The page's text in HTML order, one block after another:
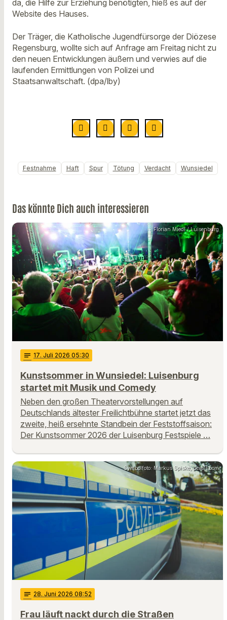
da, die Hilfe zur Erziehung benötigten, hieß es auf der
Website des Hauses.
Der Träger, die Katholische Jugendfürsorge der Diözese
Regensburg, wollte sich auf Anfrage am Freitag nicht zu
den neuen Entwicklungen äußern und verwies auf die
laufenden Ermittlungen von Polizei und
Staatsanwaltschaft. (dpa/lby)
Festnahme Haft Spur Tötung Verdacht Wunsiedel
Das könnte Dich auch interessieren
Florian Miedl / Luisenburg
notes 17. Juli 2026 05:30
Kunstsommer in Wunsiedel: Luisenburg
startet mit Musik und Comedy
Neben den großen Theatervorstellungen auf
Deutschlands ältester Freilichtbühne startet jetzt das
zweite, heiß ersehnte Standbein der Feststoffsaison:
Der Kunstsommer 2026 der Luisenburg Festspiele …
Symbolfoto: Markus Spiske, pexels.com
notes 28. Juni 2026 08:52
Frau läuft nackt durch die Straßen